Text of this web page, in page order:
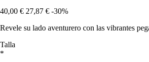
40,00 € 27,87 € -30%
Revele su lado aventurero con las vibrantes
Talla
*